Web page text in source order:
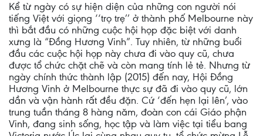
Kể từ ngày có sự hiện diện của những con người nói
tiếng Việt với giọng ‘‘trọ trẹ’’ ở thành phố Melbourne này
thì bắt đầu có những cuộc hội họp đặc biệt với danh
xưng là “Đồng Hương Vinh”. Tuy nhiên, từ những buổi
đầu các cuộc hội họp này chưa đi vào quy cũ, chưa
được tổ chức chặt chẽ và còn mang tính lẻ tẻ. Nhưng từ
ngày chính thức thành lập (2015) đến nay, Hội Đồng
Hương Vinh ở Melbourne thực sự đã đi vào quy cũ, lớn
dần và vận hành rất đều đặn. Cứ ‘đến hẹn lại lên’, vào
trung tuần tháng 8 hàng năm, đoàn con cái Giáo phận
Vinh, đang sinh sống, học tập và làm việc tại tiểu bang